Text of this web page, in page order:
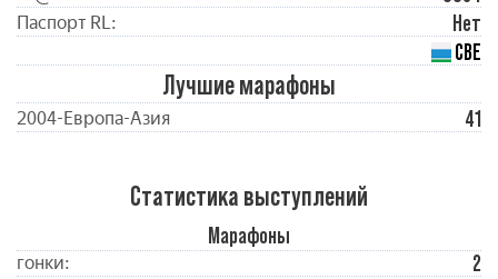
Паспорт RL:
Нет
СВЕ
Лучшие марафоны
2004-Европа-Азия 41
Статистика выступлений
Марафоны
гонки: 2